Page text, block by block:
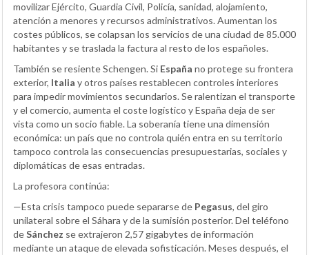
movilizar Ejército, Guardia Civil, Policía, sanidad, alojamiento,
atención a menores y recursos administrativos. Aumentan los
costes públicos, se colapsan los servicios de una ciudad de 85.000
habitantes y se traslada la factura al resto de los españoles.
También se resiente Schengen. Si España no protege su frontera
exterior, Italia y otros países restablecen controles interiores
para impedir movimientos secundarios. Se ralentizan el transporte
y el comercio, aumenta el coste logístico y España deja de ser
vista como un socio fiable. La soberanía tiene una dimensión
económica: un país que no controla quién entra en su territorio
tampoco controla las consecuencias presupuestarias, sociales y
diplomáticas de esas entradas.
La profesora continúa:
—Esta crisis tampoco puede separarse de Pegasus, del giro
unilateral sobre el Sáhara y de la sumisión posterior. Del teléfono
deSánchez se extrajeron 2,57 gigabytes de información
mediante un ataque de elevada sofisticación. Meses después, el